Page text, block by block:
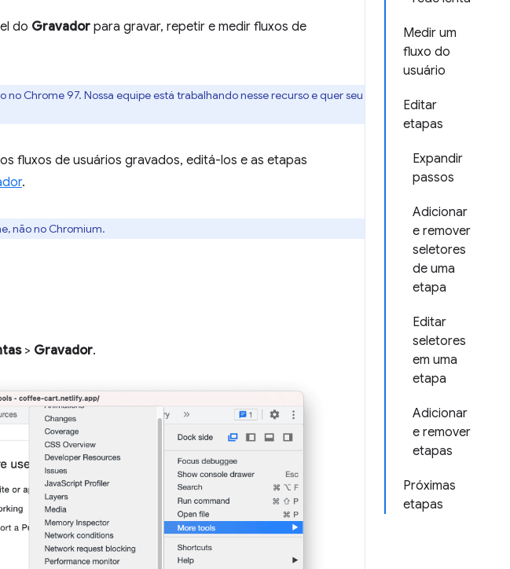
Medir um
fluxo do
usuário
Editar
etapas
Expandir
passos
Adicionar
e remover
seletores
de uma
etapa
Editar
seletores
em uma
etapa
Adicionar
e remover
etapas
Próximas
etapas
do Gravador para gravar, repetir e medir fluxos de
Chrome 97. Nossa equipe está trabalhando nesse recurso e quer seu
fluxos de usuários gravados, editá-los e as etapas
.
não no Chromium.
> Gravador.